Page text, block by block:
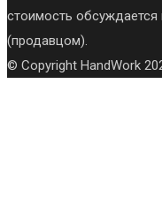
стоимость
(продавцом).
© Copyright HandWork